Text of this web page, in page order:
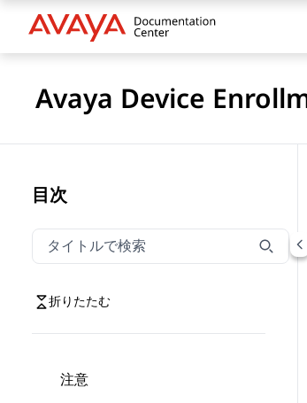
Avaya Device
目次
タイトルでナビゲーションをフィルター
タイトルでナビゲーション項目を絞り込
折りたたむ
注意